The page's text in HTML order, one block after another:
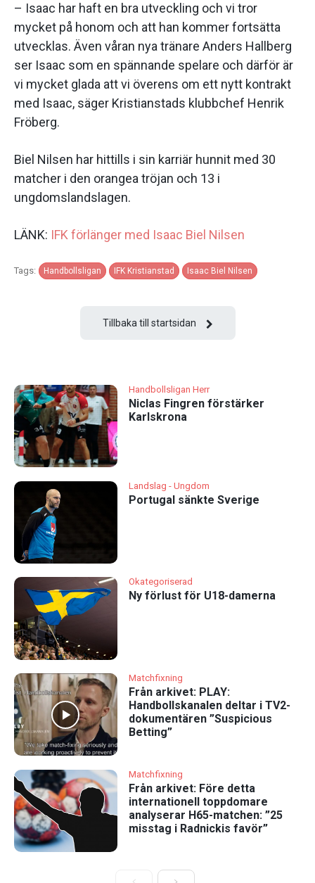
– Isaac har haft en bra utveckling och vi tror
mycket på honom och att han kommer fortsätta
utvecklas. Även våran nya tränare Anders Hallberg
ser Isaac som en spännande spelare och därför är
vi mycket glada att vi överens om ett nytt kontrakt
med Isaac, säger Kristianstads klubbchef Henrik
Fröberg.
Biel Nilsen har hittills i sin karriär hunnit med 30
matcher i den orangea tröjan och 13 i
ungdomslandslagen.
LÄNK: IFK förlänger med Isaac Biel Nilsen
Tags: Handbollsligan IFK Kristianstad Isaac Biel Nilsen
Tillbaka till startsidan
Handbollsligan Herr
Niclas Fingren förstärker
Karlskrona
Landslag - Ungdom
Portugal sänkte Sverige
Okategoriserad
Ny förlust för U18-damerna
Matchfixning
Från arkivet: PLAY:
Handbollskanalen deltar i TV2-
dokumentären ”Suspicious
Betting”
Matchfixning
Från arkivet: Före detta
internationell toppdomare
analyserar H65-matchen: ”25
misstag i Radnickis favör”